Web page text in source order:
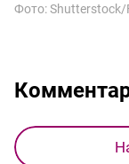
Фото: Shutterstock/